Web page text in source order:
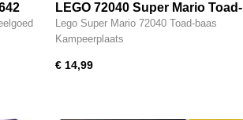
LEGO 72040 Super Mario Toad-
baas' kampeerplaats
Lego Super Mario 72040 Toad-baas
Kampeerplaats
€ 14,99